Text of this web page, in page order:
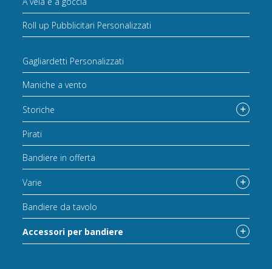
Roll up Pubblicitari Personalizzati
Gagliardetti Personalizzati
Maniche a vento
Storiche
Pirati
Bandiere in offerta
Varie
Bandiere da tavolo
Accessori per bandiere